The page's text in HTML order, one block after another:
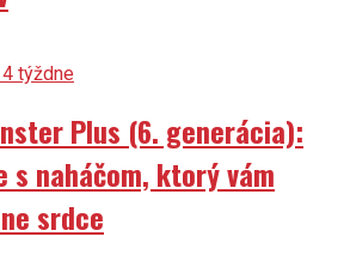
týždne
Plus (6. generácia):
s naháčom, ktorý vám
srdce